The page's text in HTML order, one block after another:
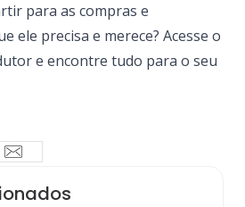
para as compras e
ele precisa e merece? Acesse o
e encontre tudo para o seu